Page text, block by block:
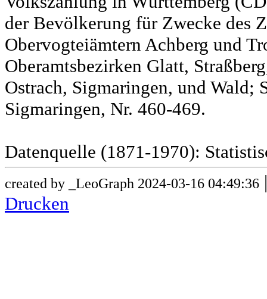
der Bevölkerung für Zwecke des
Obervogteiämtern Achberg und
Oberamtsbezirken Glatt,
Ostrach, Sigmaringen, und Wald;
Sigmaringen, Nr. 460-469.
Datenquelle (1871-1970):
created by _LeoGraph 2024-03-16 04:49:36
Drucken